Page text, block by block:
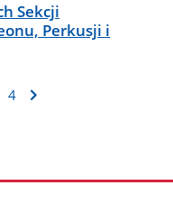
Sekcji
Perkusji i
4